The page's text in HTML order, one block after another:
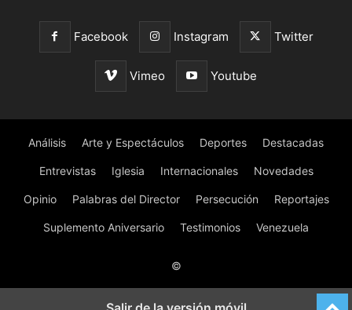
Facebook Instagram Twitter
Vimeo Youtube
Análisis Arte y Espectáculos Deportes Destacadas
Entrevistas Iglesia Internacionales Novedades
Opinio Palabras del Director Persecución Reportajes
Suplemento Aniversario Testimonios Venezuela
©